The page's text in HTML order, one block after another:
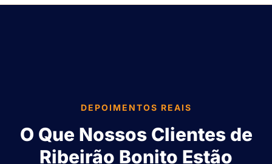
DEPOIMENTOS REAIS
O Que Nossos Clientes de
Ribeirão Bonito Estão